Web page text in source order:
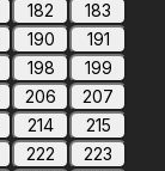
182
183
190
191
198
199
206
207
214
215
222
223